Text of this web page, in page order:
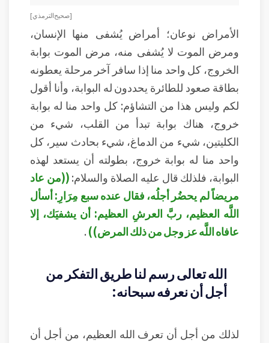
[ صحيح الترمذي ]
الأمراض نوعان؛ أمراض يُشفى منها الإنسان،
ومرض الموت لا يُشفى منه، مرض الموت بوابة
الخروج، كل واحد منا إذا سافر آخر مرحلة يعطونه
بطاقة صعود للطائرة يحددون له البوابة، وأنا أقول
لكم وليس هذا من التشاؤم: كل واحد منا له بوابة
خروج، هناك بوابة تبدأ من القلب، شيء من
الكليتين، شيء من الدماغ، شيء بحادث سير، كل
واحد منا له بوابة خروج، بطولته أن يستعد لهذه
البوابة، فلذلك قال عليه الصلاة والسلام:((من عاد
مريضاً لم يحضُر أجلُه، فقال عنده سبع مِرَارِ: أسأل
اللَّه العظيم، ربَّ العرشِ العظيم: أن يشفيَك، إلا
عافاه اللَّه عز وجل من ذلك المرض)).
الله تعالى رسم لنا طريق التفكر من
أجل أن نعرفه سبحانه:
لذلك من أجل أن تعرف الله العظيم، من أجل أن